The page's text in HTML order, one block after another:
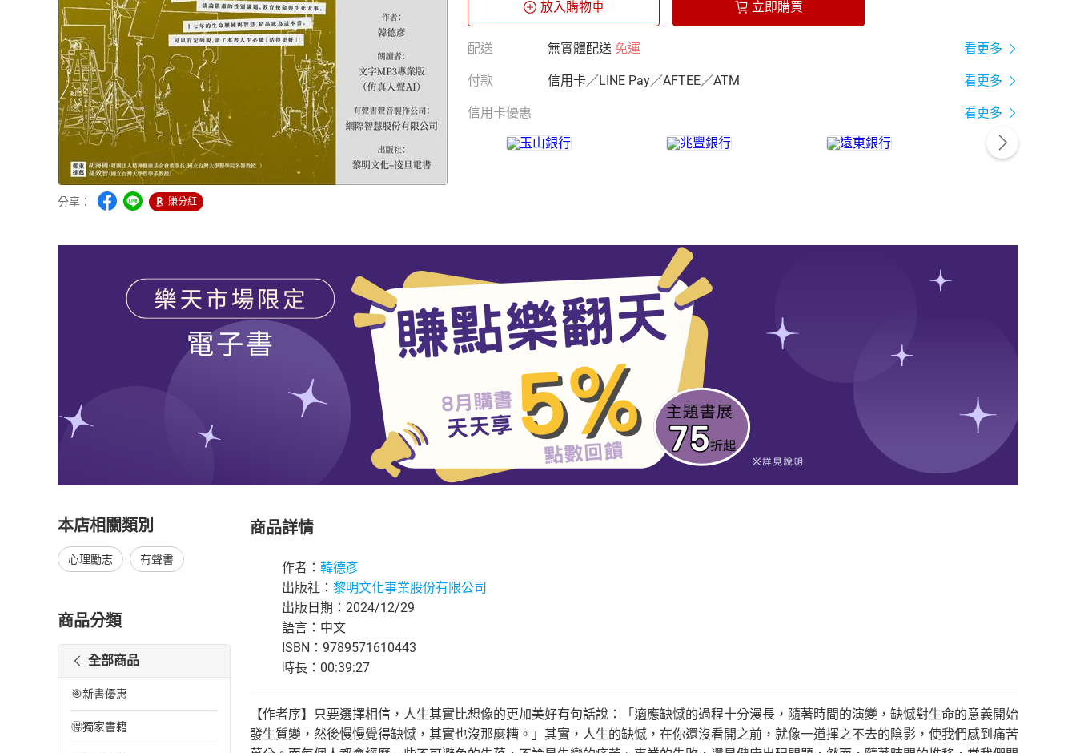
分享： 賺分紅
放入購物車 立即購買
配送 無實體配送 免運 看更多
付款 信用卡／LINE Pay／AFTEE／ATM 看更多
信用卡優惠 看更多
本店相關類別
心理勵志 有聲書
商品分類
全部商品
🎯新書優惠
🉐獨家書籍
商品詳情
作者： 韓德彥
出版社： 黎明文化事業股份有限公司
出版日期：2024/12/29
語言：中文
ISBN：9789571610443
時長：00:39:27
【作者序】只要選擇相信，人生其實比想像的更加美好有句話說：「適應缺憾的過程十分漫長，隨著時間的演變，缺憾對生命的意義開始
發生質變，然後慢慢覺得缺憾，其實也沒那麼糟。」其實，人生的缺憾，在你還沒看開之前，就像一道揮之不去的陰影，使我們感到痛苦